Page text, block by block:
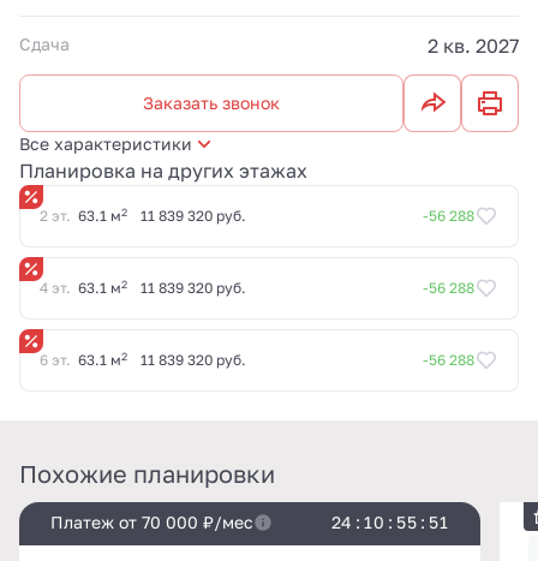
Сдача 2 кв. 2027
Заказать звонок
Все характеристики
Планировка на других этажах
2 эт. 63.1 м2 11 839 320 руб. -56 288
4 эт. 63.1 м2 11 839 320 руб. -56 288
6 эт. 63.1 м2 11 839 320 руб. -56 288
Похожие планировки
Платеж от 70 000 ₽/мес 24 : 10 : 55 : 51